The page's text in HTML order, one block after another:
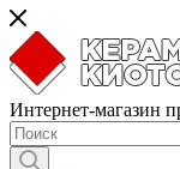
Интернет-магазин